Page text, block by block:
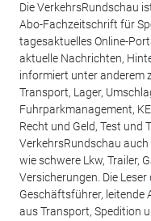
Die VerkehrsRundschau
Abo-Fachzeitschrift für
tagesaktuelles Online-
aktuelle Nachrichten,
informiert unter anderem
Transport, Lager,
Fuhrparkmanagement,
Recht und Geld, Test und
VerkehrsRundschau
wie schwere Lkw, Trailer,
Versicherungen. Die
Geschäftsführer, leitende
aus Transport, Spedition